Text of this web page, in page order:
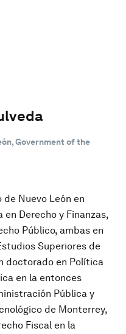
Government of the
Nuevo León en
Derecho y Finanzas,
Público, ambas en
Superiores de
doctorado en Política
en la entonces
Pública y
de Monterrey,
Fiscal en la